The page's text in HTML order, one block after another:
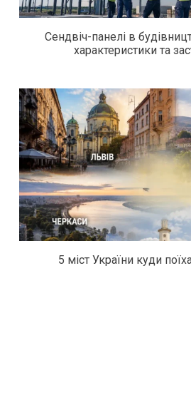
Сендвіч-панелі в
характеристики та
5 міст України куди